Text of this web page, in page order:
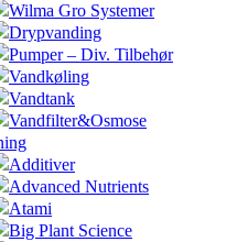
Wilma Gro Systemer
Drypvanding
Pumper – Div. Tilbehør
Vandkøling
Vandtank
Vandfilter&Osmose
Additiver
Advanced Nutrients
Atami
Big Plant Science